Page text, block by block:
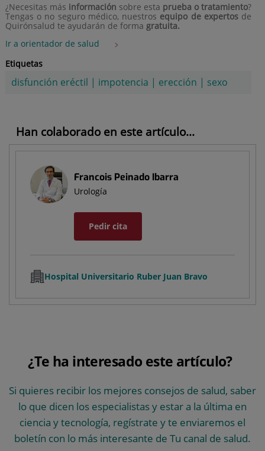
¿Necesitas más información sobre esta prueba o tratamiento?
Tengas o no seguro médico, nuestros equipo de expertosde
Quirónsalud te ayudarán de forma gratuita.
Ir a orientador de salud
Etiquetas
disfunción eréctil | impotencia | erección | sexo
Han colaborado en este artículo...
Francois Peinado Ibarra
Urología
Pedir cita
Hospital Universitario Ruber Juan Bravo
¿Te ha interesado este artículo?
Si quieres recibir los mejores consejos de salud, saber
lo que dicen los especialistas y estar a la última en
ciencia y tecnología, regístrate y te enviaremos el
boletín con lo más interesante de Tu canal de salud.